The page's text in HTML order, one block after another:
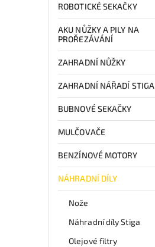
ROBOTICKÉ SEKAČKY
AKU NŮŽKY A PILY NA
PROŘEZÁVÁNÍ
ZAHRADNÍ NŮŽKY
ZAHRADNÍ NÁŘADÍ STIGA
BUBNOVÉ SEKAČKY
MULČOVAČE
BENZÍNOVÉ MOTORY
NÁHRADNÍ DÍLY
Nože
Náhradní díly Stiga
Olejové filtry